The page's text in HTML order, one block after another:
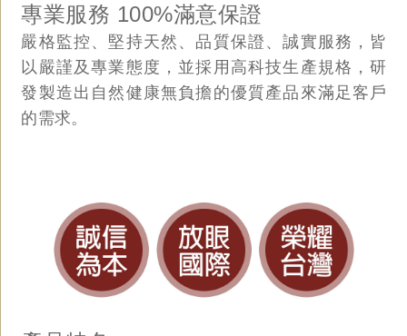
專業服務 100%滿意保證
嚴格監控、堅持天然、品質保證、誠實服務，皆
以嚴謹及專業態度，並採用高科技生產規格，研
發製造出自然健康無負擔的優質產品來滿足客戶
的需求。